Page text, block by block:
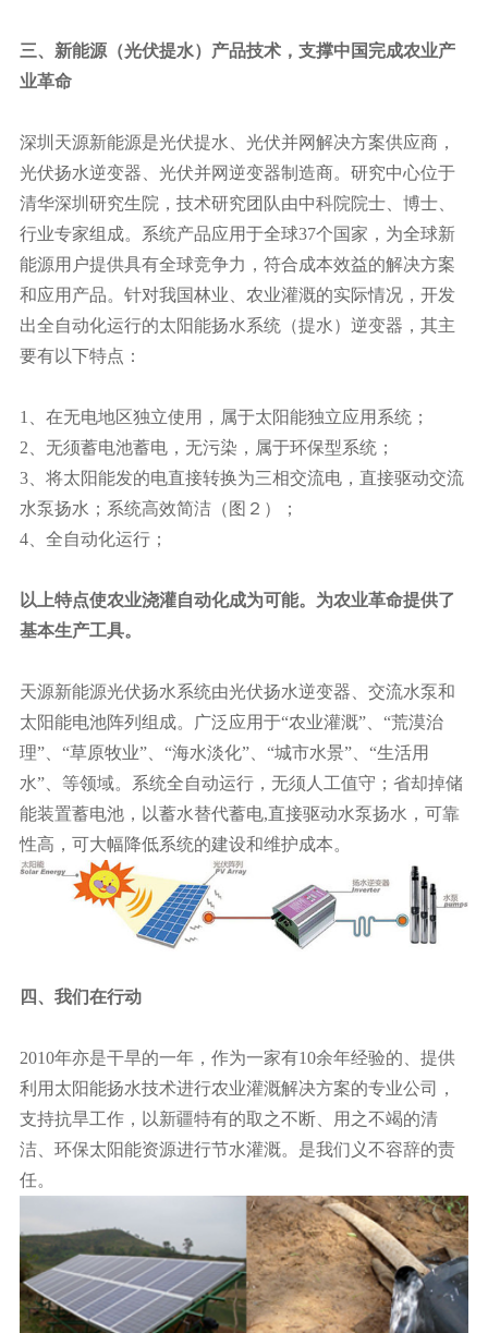
三、新能源（光伏提水）产品技术，支撑中国完成农业产
业革命
深圳天源新能源是光伏提水、光伏并网解决方案供应商，
光伏扬水逆变器、光伏并网逆变器制造商。研究中心位于
清华深圳研究生院，技术研究团队由中科院院士、博士、
行业专家组成。系统产品应用于全球37个国家，为全球新
能源用户提供具有全球竞争力，符合成本效益的解决方案
和应用产品。针对我国林业、农业灌溉的实际情况，开发
出全自动化运行的太阳能扬水系统（提水）逆变器，其主
要有以下特点：
1、在无电地区独立使用，属于太阳能独立应用系统；
2、无须蓄电池蓄电，无污染，属于环保型系统；
3、将太阳能发的电直接转换为三相交流电，直接驱动交流
水泵扬水；系统高效简洁（图２）；
4、全自动化运行；
以上特点使农业浇灌自动化成为可能。为农业革命提供了
基本生产工具。
天源新能源光伏扬水系统由光伏扬水逆变器、交流水泵和
太阳能电池阵列组成。广泛应用于“农业灌溉”、“荒漠治
理”、“草原牧业”、“海水淡化”、“城市水景”、“生活用
水”、等领域。系统全自动运行，无须人工值守；省却掉储
能装置蓄电池，以蓄水替代蓄电,直接驱动水泵扬水，可靠
性高，可大幅降低系统的建设和维护成本。
四、我们在行动
2010年亦是干旱的一年，作为一家有10余年经验的、提供
利用太阳能扬水技术进行农业灌溉解决方案的专业公司，
支持抗旱工作，以新疆特有的取之不断、用之不竭的清
洁、环保太阳能资源进行节水灌溉。是我们义不容辞的责
任。